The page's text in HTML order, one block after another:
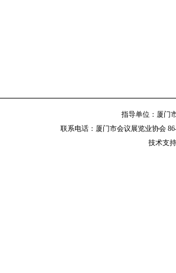
指导单位：厦
联系电话：厦门市会议展览业协会
技术支